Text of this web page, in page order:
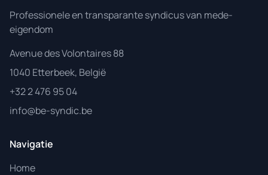
Professionele en transparante syndicus van mede-
eigendom
Avenue des Volontaires 88
1040 Etterbeek, België
+32 2 476 95 04
info@be-syndic.be
Navigatie
Home